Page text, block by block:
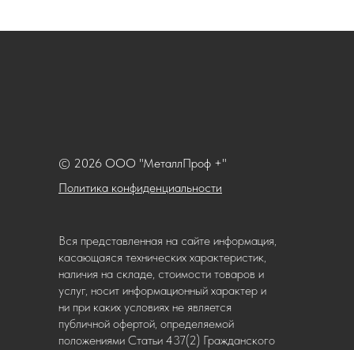
Политика конфиденциальности
© 2026 ООО "МеталлПроф +"
Вся представленная на сайте информация,
касающаяся технических характеристик,
наличия на складе, стоимости товаров и
услуг, носит информационный характер и
ни при каких условиях не является
публичной офертой, определяемой
положениями Статьи 437(2) Гражданского